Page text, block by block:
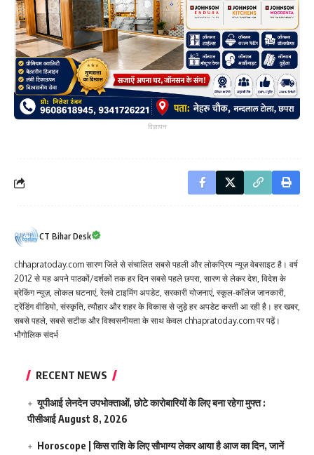
विज्ञापन
CT Bihar Desk
chhapratoday.com सारण जिले से संचालित सबसे पहली और लोकप्रिय न्यूज़ वेबसाइट है। वर्ष
2012 से यह अपने पाठकों/दर्शकों तक हर दिन सबसे पहले छपरा, सारण से लेकर देश, विदेश के
ब्रेकिंग न्यूज़, लोकल घटनाएं, रेलवे टाइमिंग अपडेट, सरकारी योजनाएं, स्कूल-कॉलेज जानकारी,
ट्रेंडिंग वीडियो, संस्कृति, त्यौहार और शहर के विकास से जुड़े हर अपडेट करती आ रही है। हर खबर,
सबसे पहले, सबसे सटीक और विश्वसनीयता के साथ केवल chhapratoday.com पर पढ़ें।
भौगोलिक संदर्भ
RECENT NEWS
यूपीआई लेनदेन उपभोक्ताओं, छोटे कारोबारियों के लिए बना रहेगा मुफ्त :
पीसीआईAugust 8, 2026
Horoscope | किस राशि के लिए सौभाग्य लेकर आया है आज का दिन, जानें